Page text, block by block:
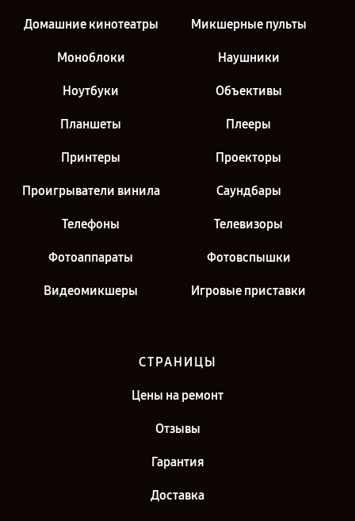
Домашние кинотеатры Микшерные пульты
Моноблоки Наушники
Ноутбуки Объективы
Планшеты Плееры
Принтеры Проекторы
Проигрыватели винила Саундбары
Телефоны Телевизоры
Фотоаппараты Фотовспышки
Видеомикшеры Игровые приставки
СТРАНИЦЫ
Цены на ремонт
Отзывы
Гарантия
Доставка